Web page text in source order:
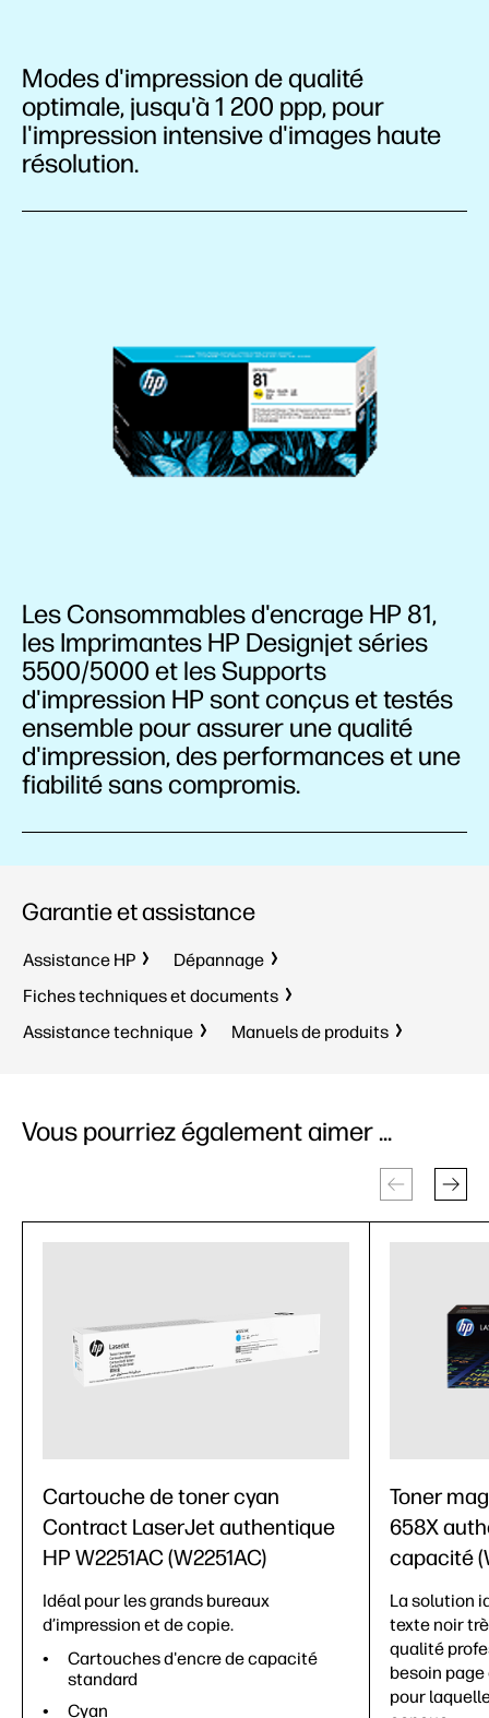
Modes d'impression de qualité
optimale, jusqu'à 1 200 ppp, pour
l'impression intensive d'images haute
résolution.
Les Consommables d'encrage HP 81,
les Imprimantes HP Designjet séries
5500/5000 et les Supports
d'impression HP sont conçus et testés
ensemble pour assurer une qualité
d'impression, des performances et une
fiabilité sans compromis.
Garantie et assistance
Assistance HP
Dépannage
Fiches techniques et documents
Assistance technique
Manuels de produits
Vous pourriez également aimer ...
Cartouche de toner cyan
Contract LaserJet authentique
HP W2251AC (W2251AC)
Idéal pour les grands bureaux
d’impression et de copie.
Cartouches d'encre de capacité
standard
Cyan
Toner
658X
capacité
La solution
texte noir
qualité
besoin page
pour